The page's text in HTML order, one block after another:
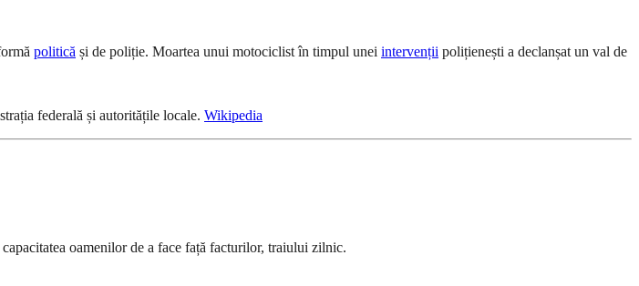
politică și de poliție. Moartea unui motociclist în timpul unei intervenții polițienești a declanșat un val de
federală și autoritățile locale. Wikipedia
oamenilor de a face față facturilor, traiului zilnic.